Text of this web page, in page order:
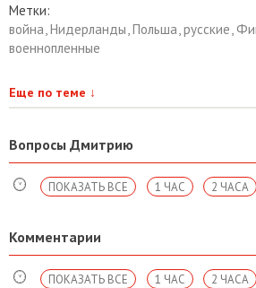
Метки:
война Нидерланды Польша русские
военнопленные
Еще по теме ↓
Вопросы Дмитрию
2 ЧАСА
1 ЧАС
ПОКАЗАТЬ ВСЕ
Комментарии
2 ЧАСА
1 ЧАС
ПОКАЗАТЬ ВСЕ